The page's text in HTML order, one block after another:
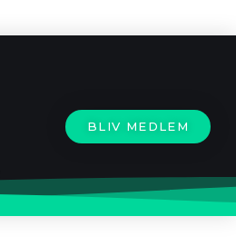
BLIV MEDLEM